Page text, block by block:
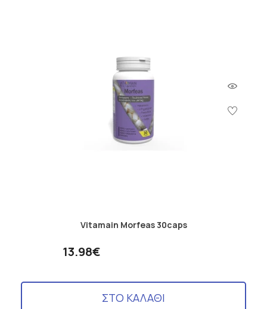
Vitamain Morfeas 30caps
13.98€
ΣΤΟ ΚΑΛΑΘΙ